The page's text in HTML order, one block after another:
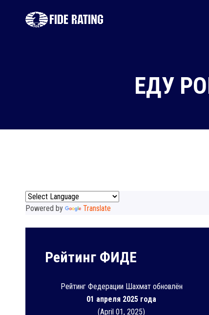
ЕДУ
Powered by Translate
Рейтинг ФИДЕ
Рейтинг Федерации Шахмат обновлён
01 апреля 2025 года
(April 01, 2025)